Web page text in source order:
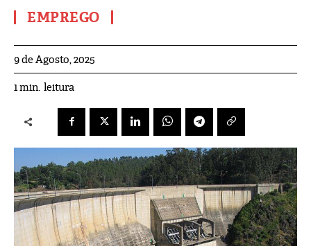
EMPREGO
9 de Agosto, 2025
1min. leitura